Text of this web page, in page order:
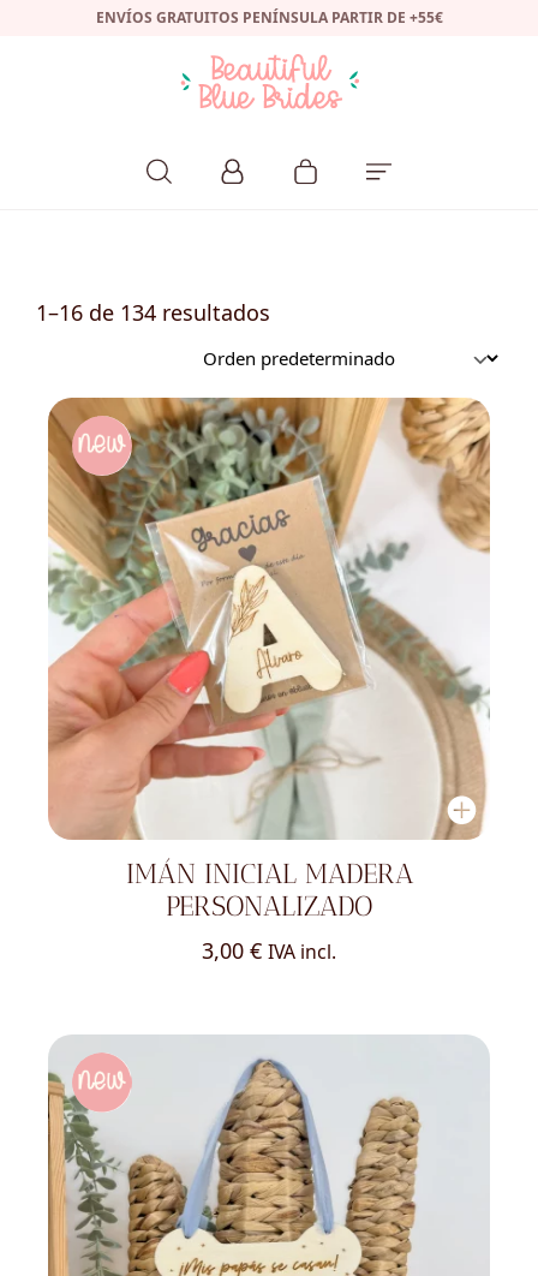
ENVÍOS GRATUITOS PENÍNSULA PARTIR DE +55€
1–16 de 134 resultados
IMÁN INICIAL MADERA
PERSONALIZADO
3,00 € IVA incl.